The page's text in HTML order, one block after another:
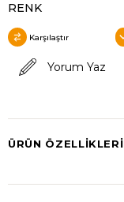
RENK
Karşılaştır
Yorum Yaz
ÜRÜN ÖZELLIKLERI